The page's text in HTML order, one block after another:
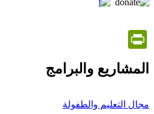
المشاريع والبرامج
مجال التعليم والطفولة